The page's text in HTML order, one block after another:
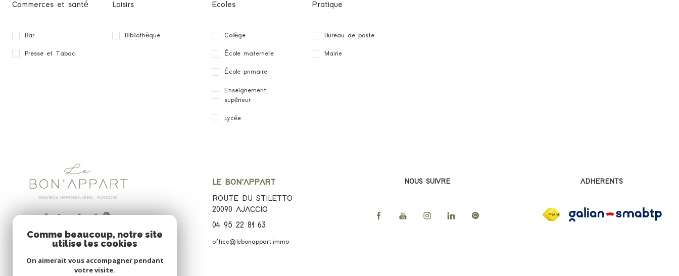
Commerces et santé
Bar
Presse et Tabac
Loisirs
Bibliothèque
Ecoles
Collège
École maternelle
École primaire
Enseignement
supérieur
Lycée
Pratique
Bureau de poste
Mairie
LE BON'APPART
ROUTE DU STILETTO
20090 AJACCIO
04 95 22 81 63
office@lebonappart.immo
NOUS SUIVRE ADHERENTS
Comme beaucoup, notre site
utilise les cookies
On aimerait vous accompagner pendant
votre visite.